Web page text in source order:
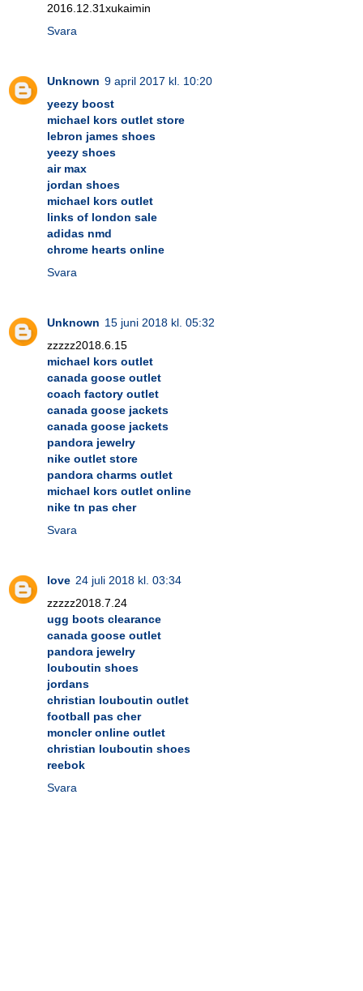
2016.12.31xukaimin
Svara
Unknown 9 april 2017 kl. 10:20
yeezy boost
michael kors outlet store
lebron james shoes
yeezy shoes
air max
jordan shoes
michael kors outlet
links of london sale
adidas nmd
chrome hearts online
Svara
Unknown 15 juni 2018 kl. 05:32
zzzzz2018.6.15
michael kors outlet
canada goose outlet
coach factory outlet
canada goose jackets
canada goose jackets
pandora jewelry
nike outlet store
pandora charms outlet
michael kors outlet online
nike tn pas cher
Svara
love 24 juli 2018 kl. 03:34
zzzzz2018.7.24
ugg boots clearance
canada goose outlet
pandora jewelry
louboutin shoes
jordans
christian louboutin outlet
football pas cher
moncler online outlet
christian louboutin shoes
reebok
Svara